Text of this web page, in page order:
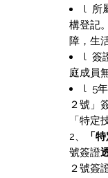
l 所
構登記
障，生
l 簽
庭成員
l 5年
２號」
「特定
2、
「
號簽證
２號簽